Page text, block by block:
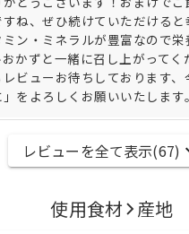
ね、ぜひ続けていただけると
ン・ミネラルが豊富なので栄
かずと一緒に召し上がってく
ビューお待ちしております、
をよろしくお願いいたします。
レビューを全て表示(67)
使用食材 産地